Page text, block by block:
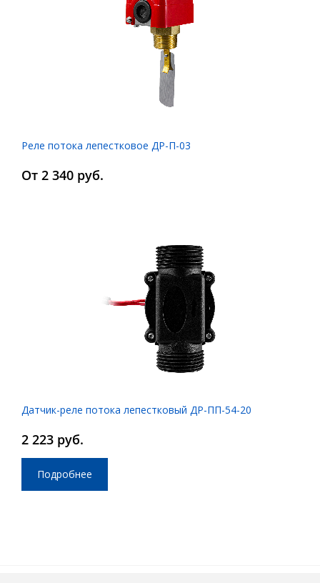
Реле потока лепестковое ДР-П-03
От 2 340 руб.
Датчик-реле потока лепестковый ДР-ПП-54-20
2 223 руб.
Подробнее